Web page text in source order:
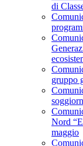
di
gruppo
Nord
maggio